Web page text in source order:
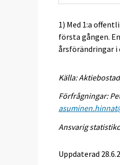
1) Med 1:a
första gången.
årsförändringar i
Källa:
Förfrågningar:
Ansvarig
Uppdaterad